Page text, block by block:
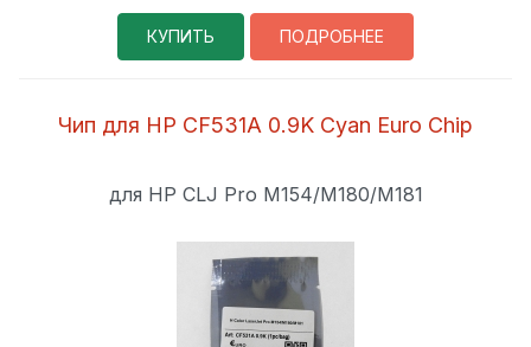
КУПИТЬ ПОДРОБНЕЕ
Чип для HP CF531A 0.9K Cyan Euro Chip
для HP CLJ Pro M154/M180/M181